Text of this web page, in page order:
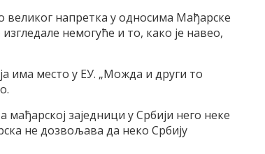
великог напретка у односима Мађарске
немогуће и то, како је навео,
има место у ЕУ. „Можда и други то
заједници у Србији него неке
не дозвољава да неко Србију